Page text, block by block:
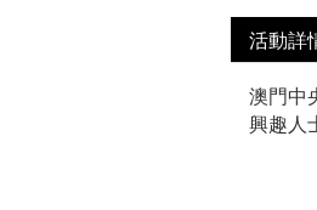
活動詳
澳門中
興趣人